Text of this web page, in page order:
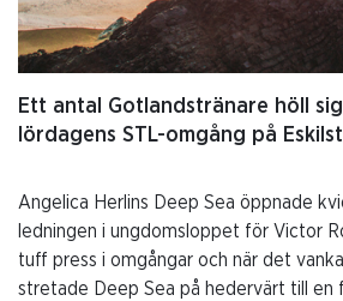
Ett antal Gotlandstränare höll
lördagens STL-omgång på
Angelica Herlins Deep Sea öppnade
ledningen i ungdomsloppet för Victor
tuff press i omgångar och när det
stretade Deep Sea på hedervärt till en